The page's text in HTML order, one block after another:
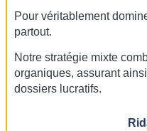
Pour véritablement
partout.
Notre stratégie mixte
organiques, assurant
dossiers lucratifs.